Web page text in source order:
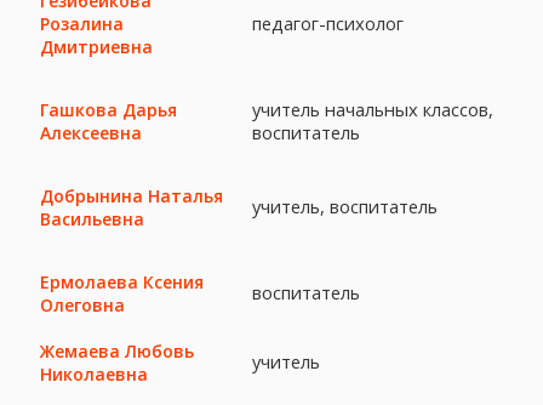
Розалина
Дмитриевна
педагог-психолог
Гашкова Дарья
Алексеевна
учитель начальных классов,
воспитатель
Добрынина Наталья
Васильевна
учитель, воспитатель
Ермолаева Ксения
Олеговна
воспитатель
Жемаева Любовь
Николаевна
учитель